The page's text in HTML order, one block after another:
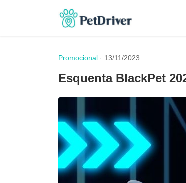
Promocional · 13/11/2023
Esquenta BlackPet